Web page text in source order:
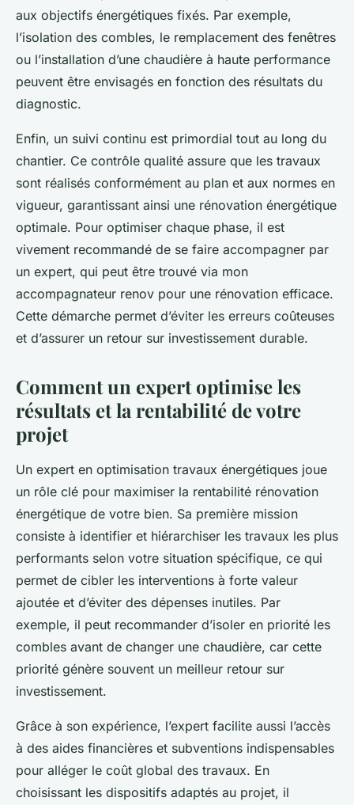
aux objectifs énergétiques fixés. Par exemple,
l’isolation des combles, le remplacement des fenêtres
ou l’installation d’une chaudière à haute performance
peuvent être envisagés en fonction des résultats du
diagnostic.
Enfin, un suivi continu est primordial tout au long du
chantier. Ce contrôle qualité assure que les travaux
sont réalisés conformément au plan et aux normes en
vigueur, garantissant ainsi une rénovation énergétique
optimale. Pour optimiser chaque phase, il est
vivement recommandé de se faire accompagner par
un expert, qui peut être trouvé via mon
accompagnateur renov pour une rénovation efficace.
Cette démarche permet d’éviter les erreurs coûteuses
et d’assurer un retour sur investissement durable.
Comment un expert optimise les
résultats et la rentabilité de votre
projet
Un expert en optimisation travaux énergétiques joue
un rôle clé pour maximiser la rentabilité rénovation
énergétique de votre bien. Sa première mission
consiste à identifier et hiérarchiser les travaux les plus
performants selon votre situation spécifique, ce qui
permet de cibler les interventions à forte valeur
ajoutée et d’éviter des dépenses inutiles. Par
exemple, il peut recommander d’isoler en priorité les
combles avant de changer une chaudière, car cette
priorité génère souvent un meilleur retour sur
investissement.
Grâce à son expérience, l’expert facilite aussi l’accès
à des aides financières et subventions indispensables
pour alléger le coût global des travaux. En
choisissant les dispositifs adaptés au projet, il